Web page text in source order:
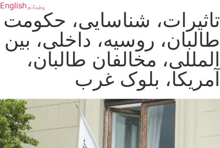
پښتوEnglish
تاثیرات، شناسایی، حکومت
طالبان، روسیه، داخلی، بین
المللی، مخالفان طالبان،
آمریکا، بلوک غرب